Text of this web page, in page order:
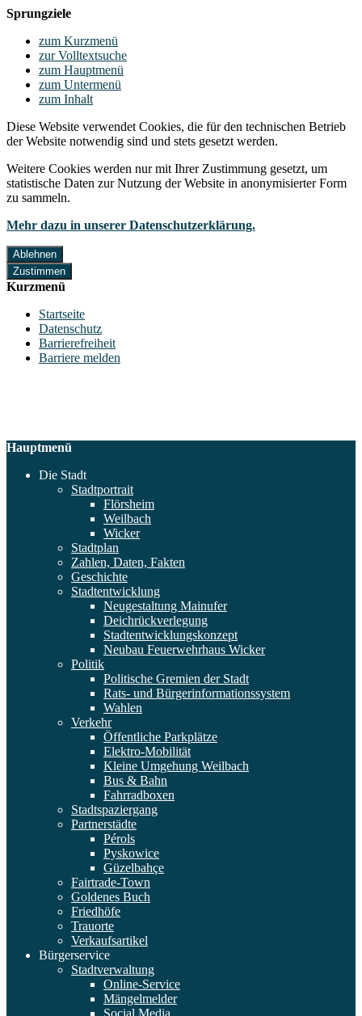
Sprungziele
zum Kurzmenü
zur Volltextsuche
zum Hauptmenü
zum Untermenü
zum Inhalt
Diese Website verwendet Cookies, die für den technischen Betrieb
der Website notwendig sind und stets gesetzt werden.
Weitere Cookies werden nur mit Ihrer Zustimmung gesetzt, um
statistische Daten zur Nutzung der Website in anonymisierter Form
zu sammeln.
Mehr dazu in unserer Datenschutzerklärung.
Ablehnen
Zustimmen
Kurzmenü
Startseite
Datenschutz
Barrierefreiheit
Barriere melden
Hauptmenü
Die Stadt
Stadtportrait
Flörsheim
Weilbach
Wicker
Stadtplan
Zahlen, Daten, Fakten
Geschichte
Stadtentwicklung
Neugestaltung Mainufer
Deichrückverlegung
Stadtentwicklungskonzept
Neubau Feuerwehrhaus Wicker
Politik
Politische Gremien der Stadt
Rats- und Bürgerinformationssystem
Wahlen
Verkehr
Öffentliche Parkplätze
Elektro-Mobilität
Kleine Umgehung Weilbach
Bus & Bahn
Fahrradboxen
Stadtspaziergang
Partnerstädte
Pérols
Pyskowice
Güzelbahçe
Fairtrade-Town
Goldenes Buch
Friedhöfe
Trauorte
Verkaufsartikel
Bürgerservice
Stadtverwaltung
Online-Service
Mängelmelder
Social Media